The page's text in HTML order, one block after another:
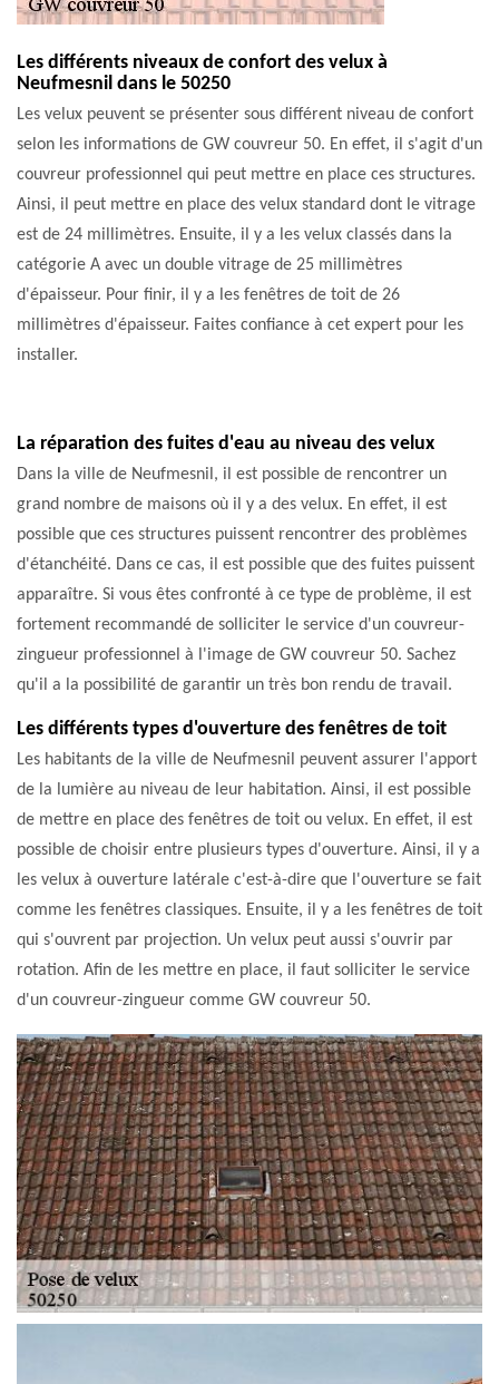
Les différents niveaux de confort des velux à
Neufmesnil dans le 50250
Les velux peuvent se présenter sous différent niveau de confort
selon les informations de GW couvreur 50. En effet, il s'agit d'un
couvreur professionnel qui peut mettre en place ces structures.
Ainsi, il peut mettre en place des velux standard dont le vitrage
est de 24 millimètres. Ensuite, il y a les velux classés dans la
catégorie A avec un double vitrage de 25 millimètres
d'épaisseur. Pour finir, il y a les fenêtres de toit de 26
millimètres d'épaisseur. Faites confiance à cet expert pour les
installer.
La réparation des fuites d'eau au niveau des velux
Dans la ville de Neufmesnil, il est possible de rencontrer un
grand nombre de maisons où il y a des velux. En effet, il est
possible que ces structures puissent rencontrer des problèmes
d'étanchéité. Dans ce cas, il est possible que des fuites puissent
apparaître. Si vous êtes confronté à ce type de problème, il est
fortement recommandé de solliciter le service d'un couvreur-
zingueur professionnel à l'image de GW couvreur 50. Sachez
qu'il a la possibilité de garantir un très bon rendu de travail.
Les différents types d'ouverture des fenêtres de toit
Les habitants de la ville de Neufmesnil peuvent assurer l'apport
de la lumière au niveau de leur habitation. Ainsi, il est possible
de mettre en place des fenêtres de toit ou velux. En effet, il est
possible de choisir entre plusieurs types d'ouverture. Ainsi, il y a
les velux à ouverture latérale c'est-à-dire que l'ouverture se fait
comme les fenêtres classiques. Ensuite, il y a les fenêtres de toit
qui s'ouvrent par projection. Un velux peut aussi s'ouvrir par
rotation. Afin de les mettre en place, il faut solliciter le service
d'un couvreur-zingueur comme GW couvreur 50.